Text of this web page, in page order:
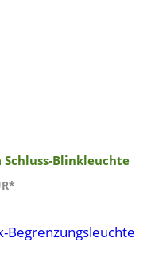
Schluss-Blinkleuchte